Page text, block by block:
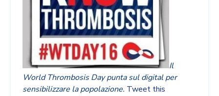
Il
World Thrombosis Day punta sul digital per
sensibilizzare la popolazione. Tweet this